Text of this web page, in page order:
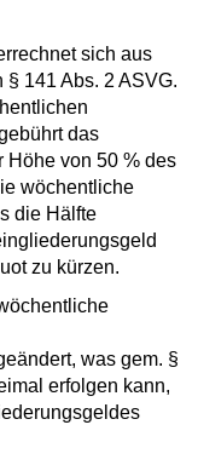
sich aus
141 Abs. 2 ASVG.
das
von 50 % des
wöchentliche
die Hälfte
zu kürzen.
was gem. §
erfolgen kann,